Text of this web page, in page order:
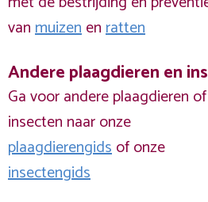
vanmuizenenratten
Andere plaagdieren en
Ga voor andere plaagdieren of
insecten naar onze
plaagdierengidsof onze
insectengids